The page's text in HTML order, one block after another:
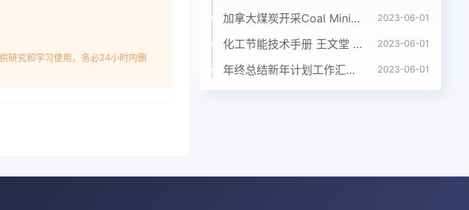
研究和学习使用，务必24小时内删
加拿大煤炭开采Coal Mining in Canada 2023-06-01
化工节能技术手册 王文堂 2006年化学工业出版社 2023-06-01
年终总结新年计划工作汇报PPT模板 2023-06-01